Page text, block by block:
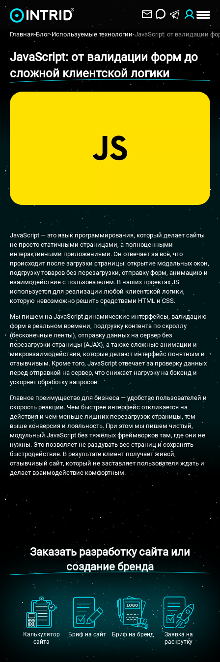
Главная-Блог-Используемые технологии-JavaScript: от валидации
JavaScript: от валидации форм до
сложной клиентской логики
JavaScript — это язык программирования, который делает сайты
не просто статичными страницами, а полноценными
интерактивными приложениями. Он отвечает за всё, что
происходит после загрузки страницы: открытие модальных окон,
подгрузку товаров без перезагрузки, отправку форм, анимацию и
взаимодействие с пользователем. В наших проектах JS
используется для реализации любой клиентской логики,
которую невозможно решить средствами HTML и CSS.
Мы пишем на JavaScript динамические интерфейсы, валидацию
форм в реальном времени, подгрузку контента по скроллу
(бесконечные ленты), отправку данных на сервер без
перезагрузки страницы (AJAX), а также сложные анимации и
микровзаимодействия, которые делают интерфейс понятным и
отзывчивым. Кроме того, JavaScript отвечает за проверку данных
перед отправкой на сервер, что снижает нагрузку на бэкенд и
ускоряет обработку запросов.
Главное преимущество для бизнеса — удобство пользователей и
скорость реакции. Чем быстрее интерфейс откликается на
действия и чем меньше лишних перезагрузок страницы, тем
выше конверсия и лояльность. При этом мы пишем чистый,
модульный JavaScript без тяжёлых фреймворков там, где они не
нужны. Это позволяет не раздувать вес страниц и сохранять
быстродействие. В результате клиент получает живой,
отзывчивый сайт, который не заставляет пользователя ждать и
делает взаимодействие комфортным.
Заказать разработку сайта или
создание бренда
Калькулятор
сайта
Бриф на сайт Бриф на бренд
Заявка на
раскрутку